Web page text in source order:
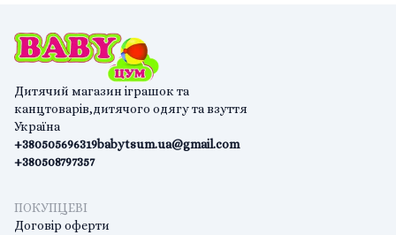
Дитячий магазин іграшок та
канцтоварів,дитячого одягу та взуття
Україна
+380505696319
+380508797357
babytsum.ua@gmail.com
ПОКУПЦЕВІ
Договір оферти